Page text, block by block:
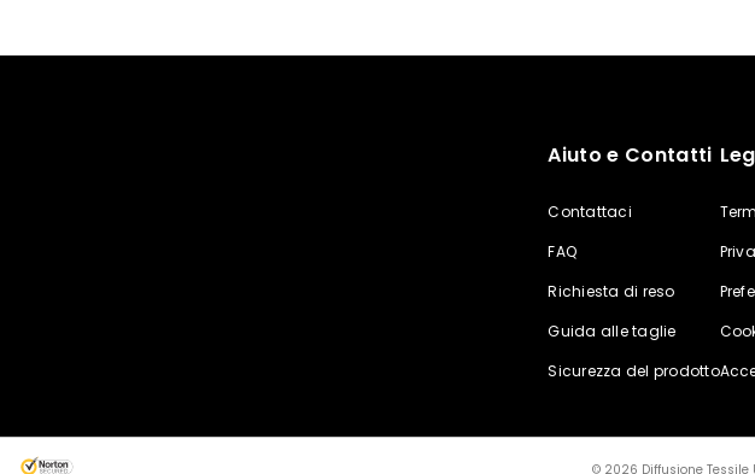
Aiuto e Contatti
Contattaci
FAQ
Richiesta di reso
Guida alle taglie
Sicurezza del prodotto
© 2026 Diffusione Tessile